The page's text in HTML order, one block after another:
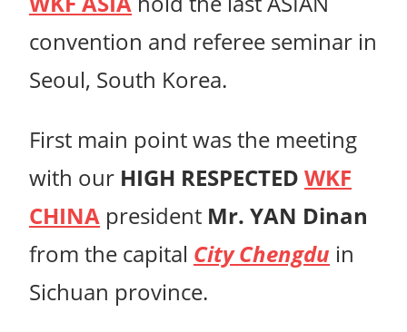
convention and referee seminar in
Seoul, South Korea.
First main point was the meeting
with our HIGH RESPECTED WKF
CHINA president Mr. YAN Dinan
from the capital City Chengdu in
Sichuan province.